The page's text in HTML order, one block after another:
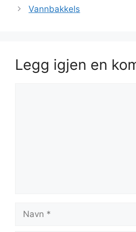
Vannbakkels
Legg igjen en
Navn